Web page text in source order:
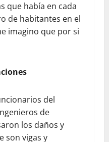
que había en cada
de habitantes en el
imagino que por si
del
de
los daños y
son vigas y